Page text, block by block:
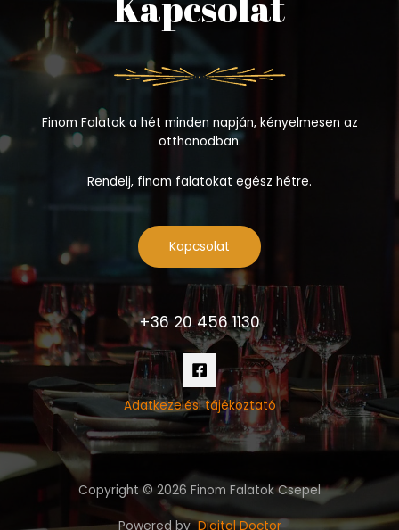
Finom Falatok a hét minden napján, kényelmesen az
otthonodban.
Rendelj, finom falatokat egész hétre.
Kapcsolat
+36 20 456 1130
Adatkezelési tájékoztató
Copyright © 2026 Finom Falatok Csepel
Powered byDigital Doctor